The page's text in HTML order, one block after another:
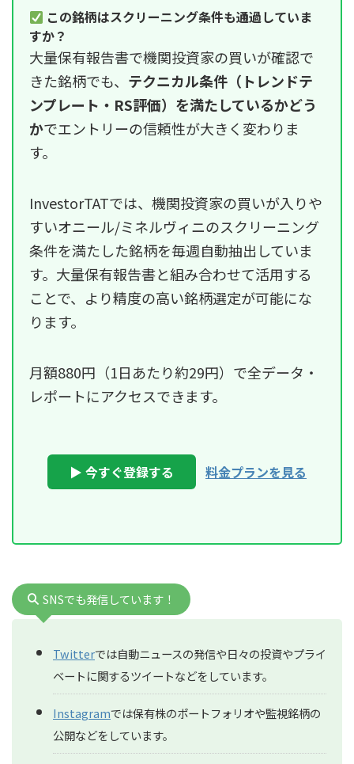
この銘柄はスクリーニング条件も通過していま
すか？
大量保有報告書で機関投資家の買いが確認で
きた銘柄でも、 テクニカル条件（トレンドテ
ンプレート・RS評価）を満たしているかどう
かでエントリーの信頼性が大きく変わりま
す。
InvestorTATでは、機関投資家の買いが入りや
すいオニール/ミネルヴィニのスクリーニング
条件を満たした銘柄を毎週自動抽出していま
す。大量保有報告書と組み合わせて活用する
ことで、より精度の高い銘柄選定が可能にな
ります。
月額880円（1日あたり約29円）で全データ・
レポートにアクセスできます。
▶ 今すぐ登録する 料金プランを見る
SNSでも発信しています！
Twitterでは自動ニュースの発信や日々の投資やプライ
ベートに関するツイートなどをしています。
Instagramでは保有株のポートフォリオや監視銘柄の
公開などをしています。